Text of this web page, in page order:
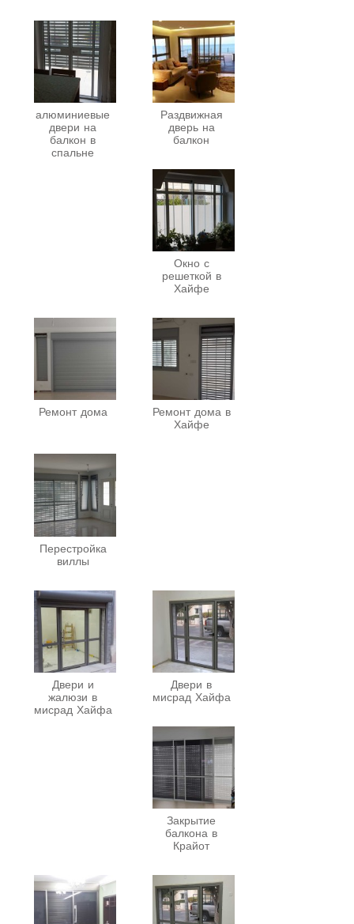
алюминиевые
двери на
балкон в
спальне
Раздвижная
дверь на
балкон
Окно с
решеткой в
Хайфе
Ремонт дома
Ремонт дома в
Хайфе
Перестройка
виллы
Двери и
жалюзи в
мисрад Хайфа
Двери в
мисрад Хайфа
Закрытие
балкона в
Крайот